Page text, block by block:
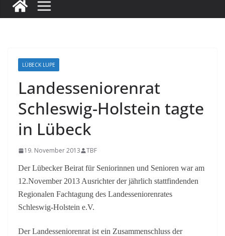
LÜBECK LUPE
Landesseniorenrat
Schleswig-Holstein tagte
in Lübeck
19. November 2013 TBF
Der Lübecker Beirat für Seniorinnen und Senioren war am
12.November 2013 Ausrichter der jährlich stattfindenden
Regionalen Fachtagung des Landesseniorenrates
Schleswig-Holstein e.V.
Der Landesseniorenrat ist ein Zusammenschluss der